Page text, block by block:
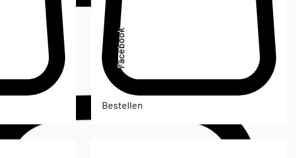
Bestellen
Facebook